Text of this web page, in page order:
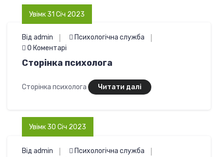
Увімк 31 Січ 2023
Від admin
Психологічна служба
0 Коментарі
Сторінка психолога
Сторінка психолога Читати далі
Увімк 30 Січ 2023
Від admin
Психологічна служба